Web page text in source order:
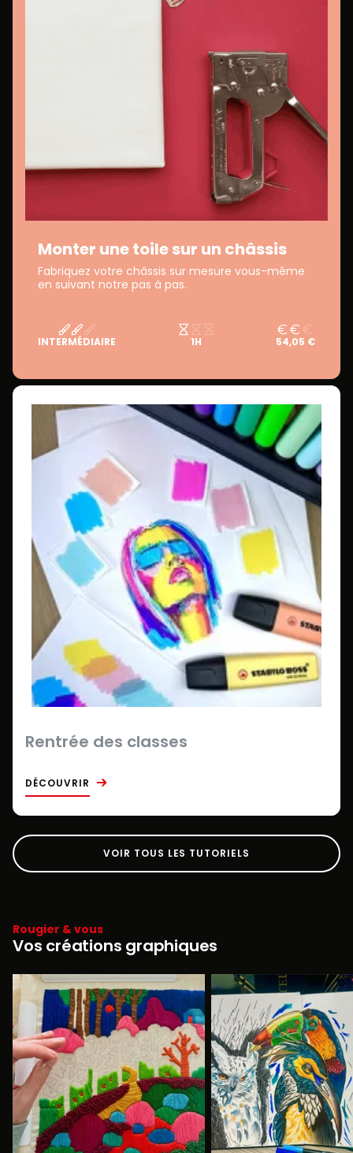
Monter une toile sur un châssis
Fabriquez votre châssis sur mesure vous-même
en suivant notre pas à pas.
INTERMÉDIAIRE 1H 54,05 €
Rentrée des classes
DÉCOUVRIR
VOIR TOUS LES TUTORIELS
Rougier & vous
Vos créations graphiques